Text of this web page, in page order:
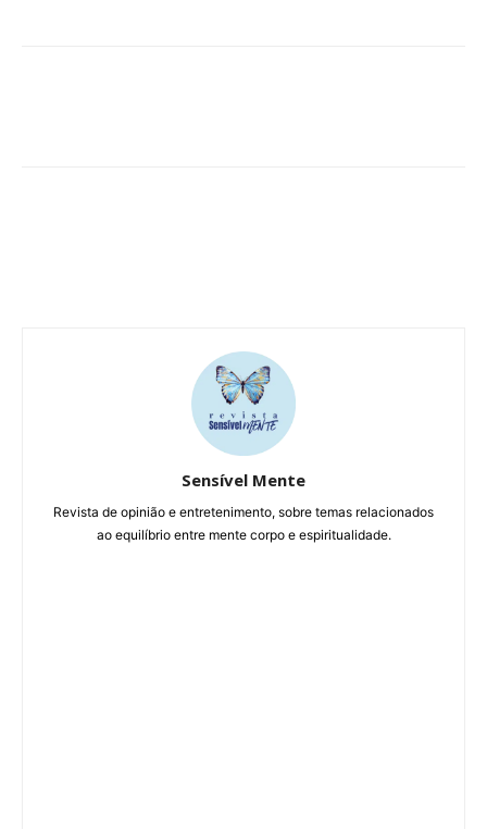
Sensível Mente
Revista de opinião e entretenimento, sobre temas relacionados
ao equilíbrio entre mente corpo e espiritualidade.